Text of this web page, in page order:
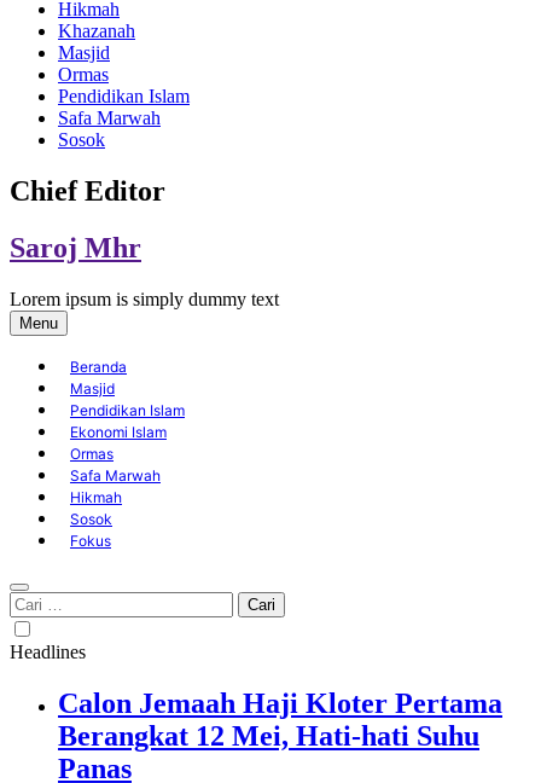
Hikmah
Khazanah
Masjid
Ormas
Pendidikan Islam
Safa Marwah
Sosok
Chief Editor
Saroj Mhr
Lorem ipsum is simply dummy text
Menu
Beranda
Masjid
Pendidikan Islam
Ekonomi Islam
Ormas
Safa Marwah
Hikmah
Sosok
Fokus
Cari
untuk:
Headlines
Calon Jemaah Haji Kloter Pertama
Berangkat 12 Mei, Hati-hati Suhu
Panas